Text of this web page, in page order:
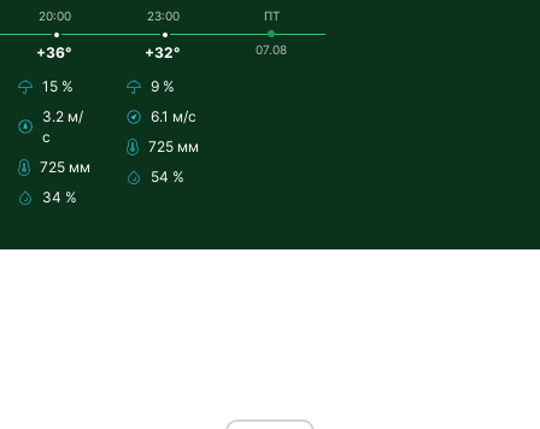
20:00
+36°
15 %
3.2 м/
с
725 мм
34 %
23:00
+32°
9 %
6.1 м/с
725 мм
54 %
ПТ
07.08